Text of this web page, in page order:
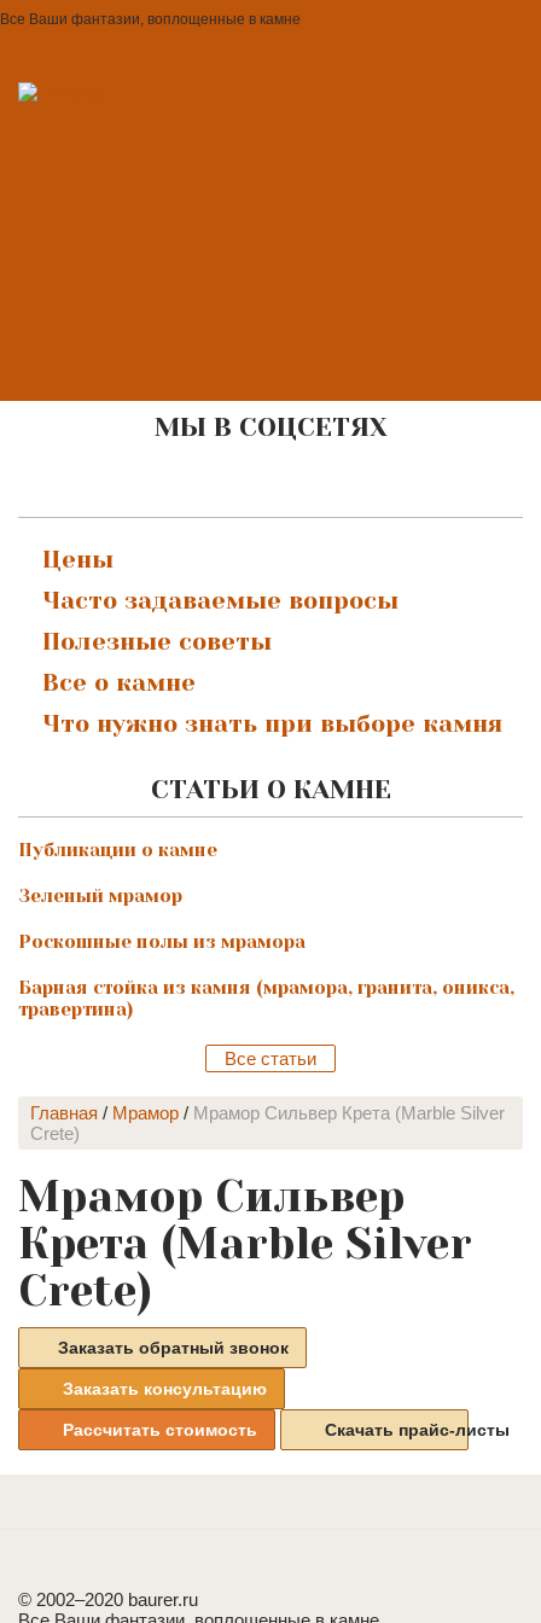
Все Ваши фантазии, воплощенные в камне
МЫ В СОЦСЕТЯХ
Цены
Часто задаваемые вопросы
Полезные советы
Все о камне
Что нужно знать при выборе камня
СТАТЬИ О КАМНЕ
Публикации о камне
Зеленый мрамор
Роскошные полы из мрамора
Барная стойка из камня (мрамора, гранита, оникса,
травертина)
Все статьи
Главная / Мрамор / Мрамор Сильвер Крета (Marble Silver
Crete)
Мрамор Сильвер
Крета (Marble Silver
Crete)
Заказать обратный звонок
Заказать консультацию
Рассчитать стоимость Скачать прайс-листы
© 2002–2020 baurer.ru